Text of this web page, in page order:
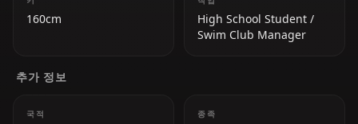
160cm
High School Student /
Swim Club Manager
추가 정보
국적 종족